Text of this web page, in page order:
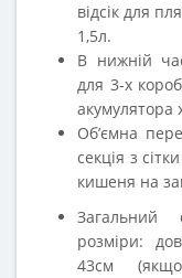
відсік для
1,5л.
В нижній
для 3-х
акумулятора
Об’ємна
секція з
кишеня на
Загальний
розміри:
43см